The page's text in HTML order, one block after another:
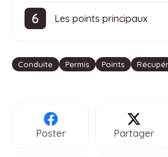
Les points principaux
Étiquettes
Conduite Permis Points
Poster Partager